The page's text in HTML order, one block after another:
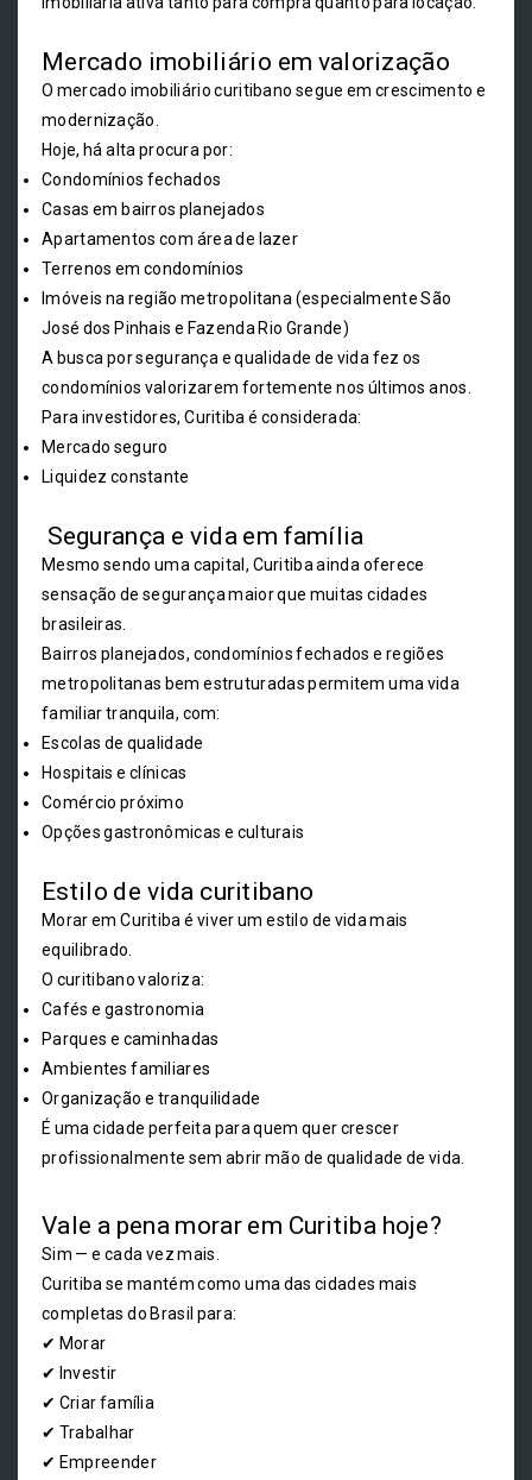
Mercado imobiliário em valorização
O mercado imobiliário curitibano segue em crescimento e
modernização.
Hoje, há alta procura por:
Condomínios fechados
Casas em bairros planejados
Apartamentos com área de lazer
Terrenos em condomínios
Imóveis na região metropolitana (especialmente São
José dos Pinhais e Fazenda Rio Grande)
A busca por segurança e qualidade de vida fez os
condomínios valorizarem fortemente nos últimos anos.
Para investidores, Curitiba é considerada:
Mercado seguro
Liquidez constante
Segurança e vida em família
Mesmo sendo uma capital, Curitiba ainda oferece
sensação de segurança maior que muitas cidades
brasileiras.
Bairros planejados, condomínios fechados e regiões
metropolitanas bem estruturadas permitem uma vida
familiar tranquila, com:
Escolas de qualidade
Hospitais e clínicas
Comércio próximo
Opções gastronômicas e culturais
Estilo de vida curitibano
Morar em Curitiba é viver um estilo de vida mais
equilibrado.
O curitibano valoriza:
Cafés e gastronomia
Parques e caminhadas
Ambientes familiares
Organização e tranquilidade
É uma cidade perfeita para quem quer crescer
profissionalmente sem abrir mão de qualidade de vida.
Vale a pena morar em Curitiba hoje?
Sim — e cada vez mais.
Curitiba se mantém como uma das cidades mais
completas do Brasil para:
✔ Morar
✔ Investir
✔ Criar família
✔ Trabalhar
✔ Empreender